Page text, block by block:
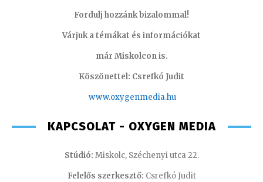
Fordulj hozzánk bizalommal!
Várjuk a témákat és információkat
már Miskolcon is.
Köszönettel: Csrefkó Judit
www.oxygenmedia.hu
KAPCSOLAT - OXYGEN MEDIA
Stúdió: Miskolc, Széchenyi utca 22.
Felelős szerkesztő: Csrefkó Judit